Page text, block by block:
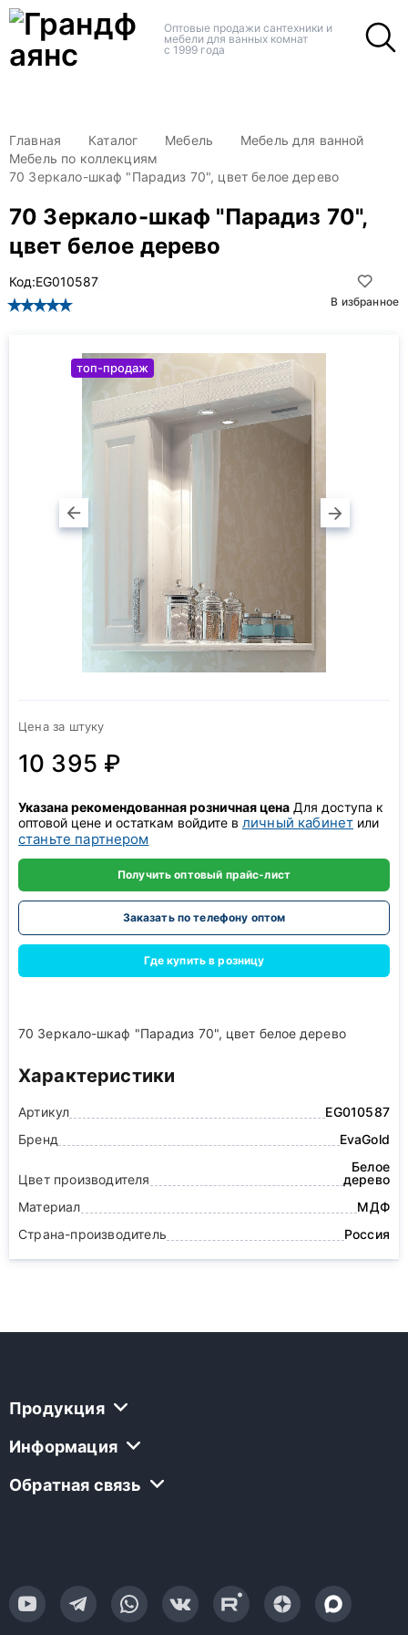
Оптовые продажи сантехники и
мебели для ванных комнат
с 1999 года
Главная Каталог Мебель
Мебель для ванной
Мебель по коллекциям
70 Зеркало-шкаф "Парадиз 70", цвет белое дерево
70 Зеркало-шкаф "Парадиз 70",
цвет белое дерево
В избранное
Код:EG010587
топ-продаж
Цена за штуку
10 395 ₽
Указана рекомендованная розничная цена Для доступа к
оптовой цене и остаткам войдите в личный кабинет или
станьте партнером
Получить оптовый прайс-лист
Заказать по телефону оптом
Где купить в розницу
70 Зеркало-шкаф "Парадиз 70", цвет белое дерево
Характеристики
Артикул
EG010587
Бренд
EvaGold
Цвет производителя
Белое
дерево
Материал
МДФ
Страна-производитель
Россия
Продукция
Информация
Обратная связь